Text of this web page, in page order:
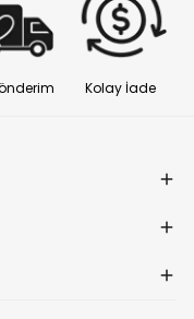
Kolay İade